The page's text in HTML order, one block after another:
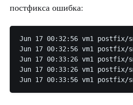
постфикса ошибка:
Jun 17 00:32:56 vm1 postfix/
Jun 17 00:32:56 vm1 postfix/
Jun 17 00:33:26 vm1 postfix/
Jun 17 00:33:26 vm1 postfix/
Jun 17 00:33:56 vm1 postfix/